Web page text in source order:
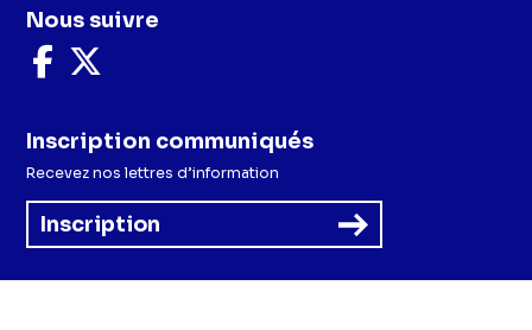
Nous suivre
Nous
suivre
Facebook
X
Inscription communiqués
Recevez nos lettres d’information
Inscription